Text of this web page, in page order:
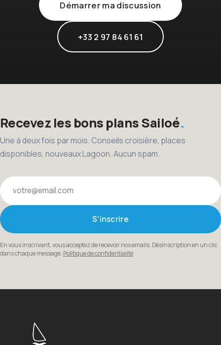
Démarrer ma discussion
+33 2 97 84 61 61
Recevez les bons plans Sailoé
Une à deux fois par mois. Conseils croisière, places
disponibles, nouveaux Lagoon. Aucun spam.
Votre email
S'inscrire
En vous inscrivant, vous acceptez de recevoir nos emails. Désinscription en un clic
dans chaque message. Politique de confidentialité